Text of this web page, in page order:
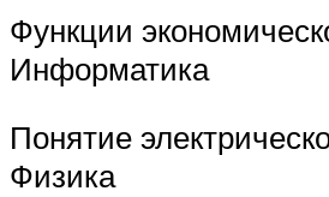
Функции
Информатика
Понятие
Физика